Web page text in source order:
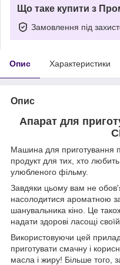
Що таке купити з
Замовлення під
Опис Характеристики
Опис
Апарат для
Машина для приготування
продукт для тих, хто
улюбленого фільму.
Завдяки цьому вам не
насолодитися ароматною
шанувальника кіно. Це
надати здорові ласощі
Використовуючи цей
приготувати смачну і
масла і жиру! Більше того,